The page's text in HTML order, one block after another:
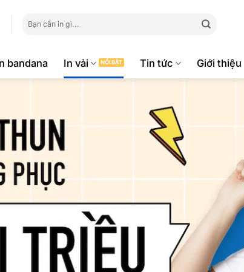
kiếm:
bandana In vải Tin tức Giới thiệu